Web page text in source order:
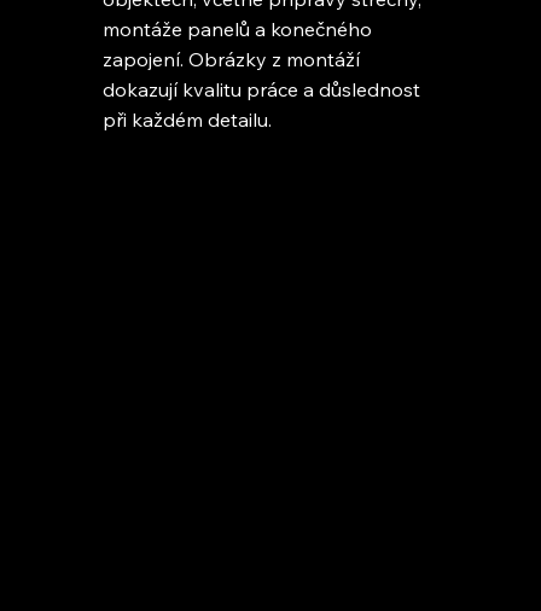
montáže panelů a konečného
zapojení. Obrázky z montáží
dokazují kvalitu práce a důslednost
při každém detailu.